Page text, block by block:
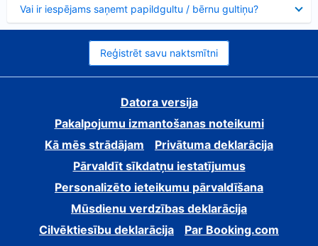
Vai ir iespējams saņemt papildgultu / bērnu gultiņu?
Reģistrēt savu naktsmītni
Datora versija
Pakalpojumu izmantošanas noteikumi
Kā mēs strādājam
Privātuma deklarācija
Pārvaldīt sīkdatņu iestatījumus
Personalizēto ieteikumu pārvaldīšana
Mūsdienu verdzības deklarācija
Cilvēktiesību deklarācija
Par Booking.com